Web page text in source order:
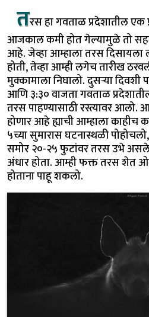
तरस हा गवताळ प्रदेशातील एक
आजकाल कमी होत गेल्यामुळे तो
आहे. जेव्हा आम्हाला तरस दिसायला
होती, तेव्हा आम्ही लगेच तारीख
मुक्कामाला निघालो. दुसऱ्या दिवशी
आणि ३:३० वाजता गवताळ
तरस पाहण्यासाठी रस्त्यावर
होणार आहे ह्याची आम्हाला काहीच
५च्या सुमारास घटनास्थळी
समोर २०-२५ फुटांवर तरस उभे
अंधार होता. आम्ही फक्त तरस शेत
होताना पाहू शकलो.